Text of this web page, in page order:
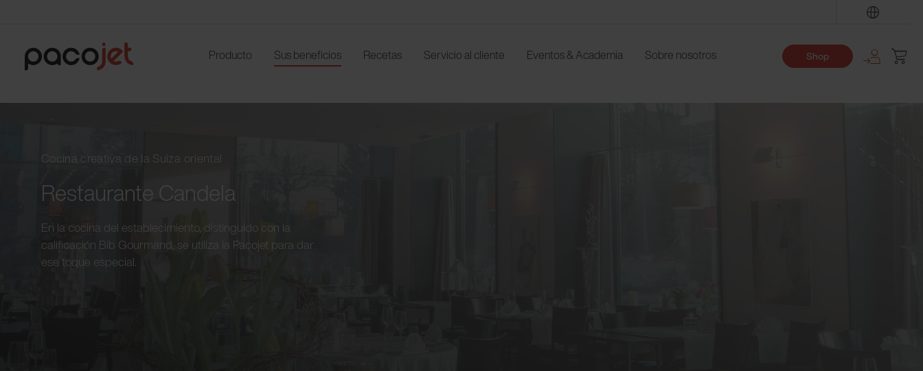
Producto Sus beneficios Recetas Servicio al cliente Eventos & Academia Sobre nosotros Shop
Cocina creativa de la Suiza oriental
Restaurante Candela
En la cocina del establecimiento, distinguido con la
calificación Bib Gourmand, se utiliza la Pacojet para dar
ese toque especial.